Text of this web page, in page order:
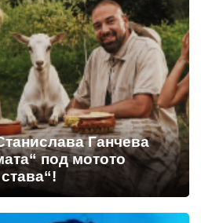
Ганчева
под мотото